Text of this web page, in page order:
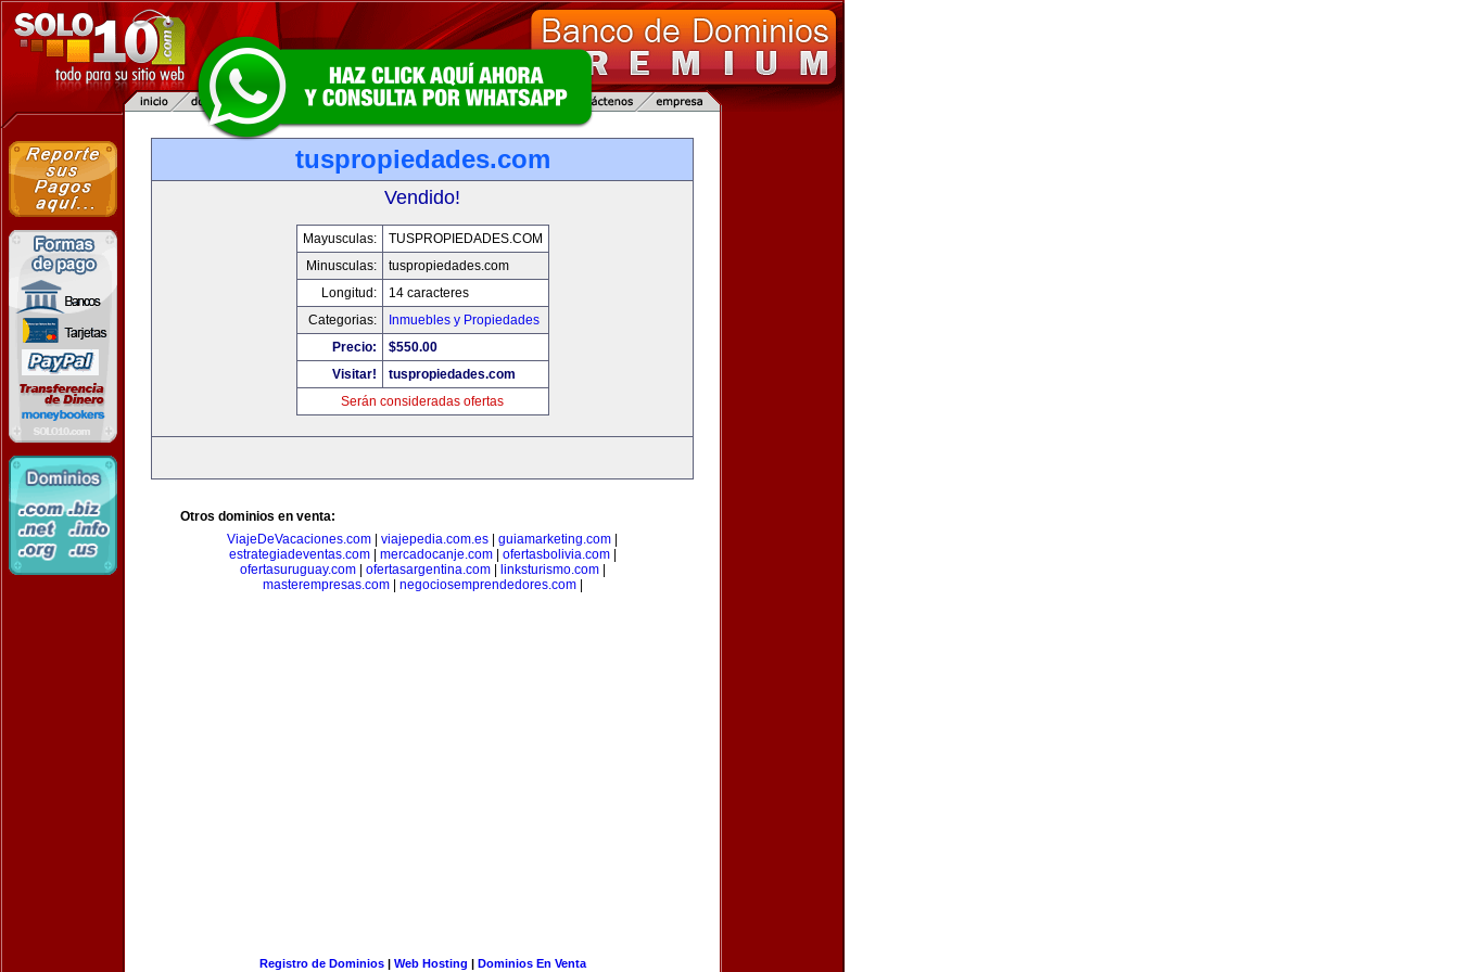
tuspropiedades.com
Vendido!
Mayusculas:
TUSPROPIEDADES.COM
Minusculas:
tuspropiedades.com
Longitud:
14 caracteres
Categorias:
Inmuebles y Propiedades
Precio:
$550.00
Visitar!
tuspropiedades.com
Serán consideradas ofertas
Otros dominios en venta:
ViajeDeVacaciones.com
viajepedia.com.es guiamarketing.com
estrategiadeventas.com| mercadocanje.com| ofertasbolivia.com|
ofertasuruguay.com| ofertasargentina.com| linksturismo.com|
masterempresas.com| negociosemprendedores.com|
Registro de Dominios| Web Hosting | Dominios En Venta